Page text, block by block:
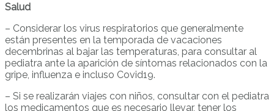
Salud
– Considerar los virus respiratorios que generalmente
están presentes en la temporada de vacaciones
decembrinas al bajar las temperaturas, para consultar al
pediatra ante la aparición de síntomas relacionados con la
gripe, influenza e incluso Covid19.
– Si se realizarán viajes con niños, consultar con el pediatra
los medicamentos que es necesario llevar, tener los